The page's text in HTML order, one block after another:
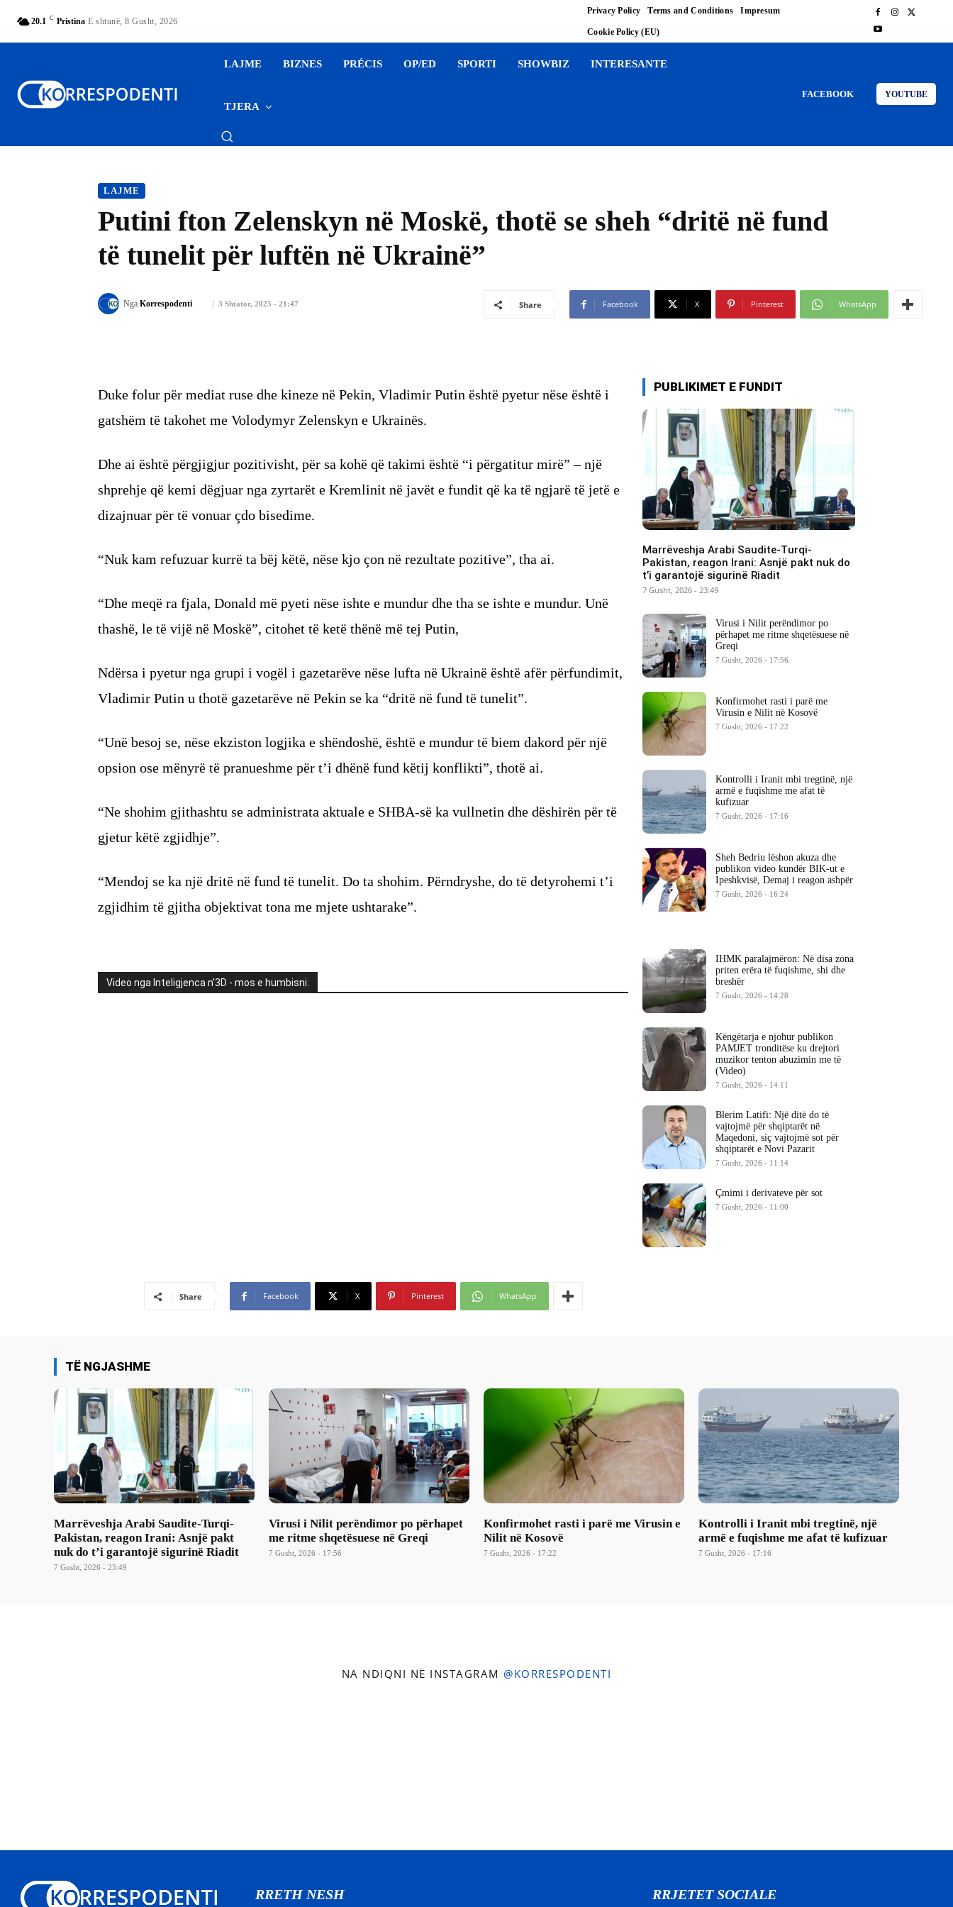
20.1 C Pristina E shtunë, 8 Gusht, 2026
Privacy Policy Terms and Conditions Impresum
Cookie Policy (EU)
LAJME BIZNES PRÉCIS OP/ED SPORTI SHOWBIZ INTERESANTE
TJERA
FACEBOOK YOUTUBE
LAJME
Putini fton Zelenskyn në Moskë, thotë se sheh “dritë në fund
të tunelit për luftën në Ukrainë”
3 Shtator, 2025 - 21:47
Nga Korrespodenti Share Facebook X Pinterest WhatsApp
Duke folur për mediat ruse dhe kineze në Pekin, Vladimir Putin është pyetur nëse është i
gatshëm të takohet me Volodymyr Zelenskyn e Ukrainës.
Dhe ai është përgjigjur pozitivisht, për sa kohë që takimi është “i përgatitur mirë” – një
shprehje që kemi dëgjuar nga zyrtarët e Kremlinit në javët e fundit që ka të ngjarë të jetë e
dizajnuar për të vonuar çdo bisedime.
“Nuk kam refuzuar kurrë ta bëj këtë, nëse kjo çon në rezultate pozitive”, tha ai.
“Dhe meqë ra fjala, Donald më pyeti nëse ishte e mundur dhe tha se ishte e mundur. Unë
thashë, le të vijë në Moskë”, citohet të ketë thënë më tej Putin,
Ndërsa i pyetur nga grupi i vogël i gazetarëve nëse lufta në Ukrainë është afër përfundimit,
Vladimir Putin u thotë gazetarëve në Pekin se ka “dritë në fund të tunelit”.
“Unë besoj se, nëse ekziston logjika e shëndoshë, është e mundur të biem dakord për një
opsion ose mënyrë të pranueshme për t’i dhënë fund këtij konflikti”, thotë ai.
“Ne shohim gjithashtu se administrata aktuale e SHBA-së ka vullnetin dhe dëshirën për të
gjetur këtë zgjidhje”.
“Mendoj se ka një dritë në fund të tunelit. Do ta shohim. Përndryshe, do të detyrohemi t’i
zgjidhim të gjitha objektivat tona me mjete ushtarake”.
Video nga Inteligjenca n'3D - mos e humbisni:
Share Facebook X Pinterest WhatsApp
PUBLIKIMET E FUNDIT
Marrëveshja Arabi Saudite-Turqi-
Pakistan, reagon Irani: Asnjë pakt nuk do
t’i garantojë sigurinë Riadit
7 Gusht, 2026 - 23:49
Virusi i Nilit perëndimor po
përhapet me ritme shqetësuese në
Greqi
7 Gusht, 2026 - 17:56
Konfirmohet rasti i parë me
Virusin e Nilit në Kosovë
7 Gusht, 2026 - 17:22
Kontrolli i Iranit mbi tregtinë, një
armë e fuqishme me afat të
kufizuar
7 Gusht, 2026 - 17:16
Sheh Bedriu lëshon akuza dhe
publikon video kundër BIK-ut e
Ipeshkvisë, Demaj i reagon ashpër
7 Gusht, 2026 - 16:24
IHMK paralajmëron: Në disa zona
priten erëra të fuqishme, shi dhe
breshër
7 Gusht, 2026 - 14:28
Këngëtarja e njohur publikon
PAMJET tronditëse ku drejtori
muzikor tenton abuzimin me të
(Video)
7 Gusht, 2026 - 14:11
Blerim Latifi: Një ditë do të
vajtojmë për shqiptarët në
Maqedoni, siç vajtojmë sot për
shqiptarët e Novi Pazarit
7 Gusht, 2026 - 11:14
Çmimi i derivateve për sot
7 Gusht, 2026 - 11:00
TË NGJASHME
Marrëveshja Arabi Saudite-Turqi-
Pakistan, reagon Irani: Asnjë pakt
nuk do t’i garantojë sigurinë Riadit
7 Gusht, 2026 - 23:49
Virusi i Nilit perëndimor po përhapet
me ritme shqetësuese në Greqi
7 Gusht, 2026 - 17:56
Konfirmohet rasti i parë me Virusin e
Nilit në Kosovë
7 Gusht, 2026 - 17:22
Kontrolli i Iranit mbi tregtinë, një
armë e fuqishme me afat të kufizuar
7 Gusht, 2026 - 17:16
NA NDIQNI NË INSTAGRAM @KORRESPODENTI
RRETH NESH RRJETET SOCIALE